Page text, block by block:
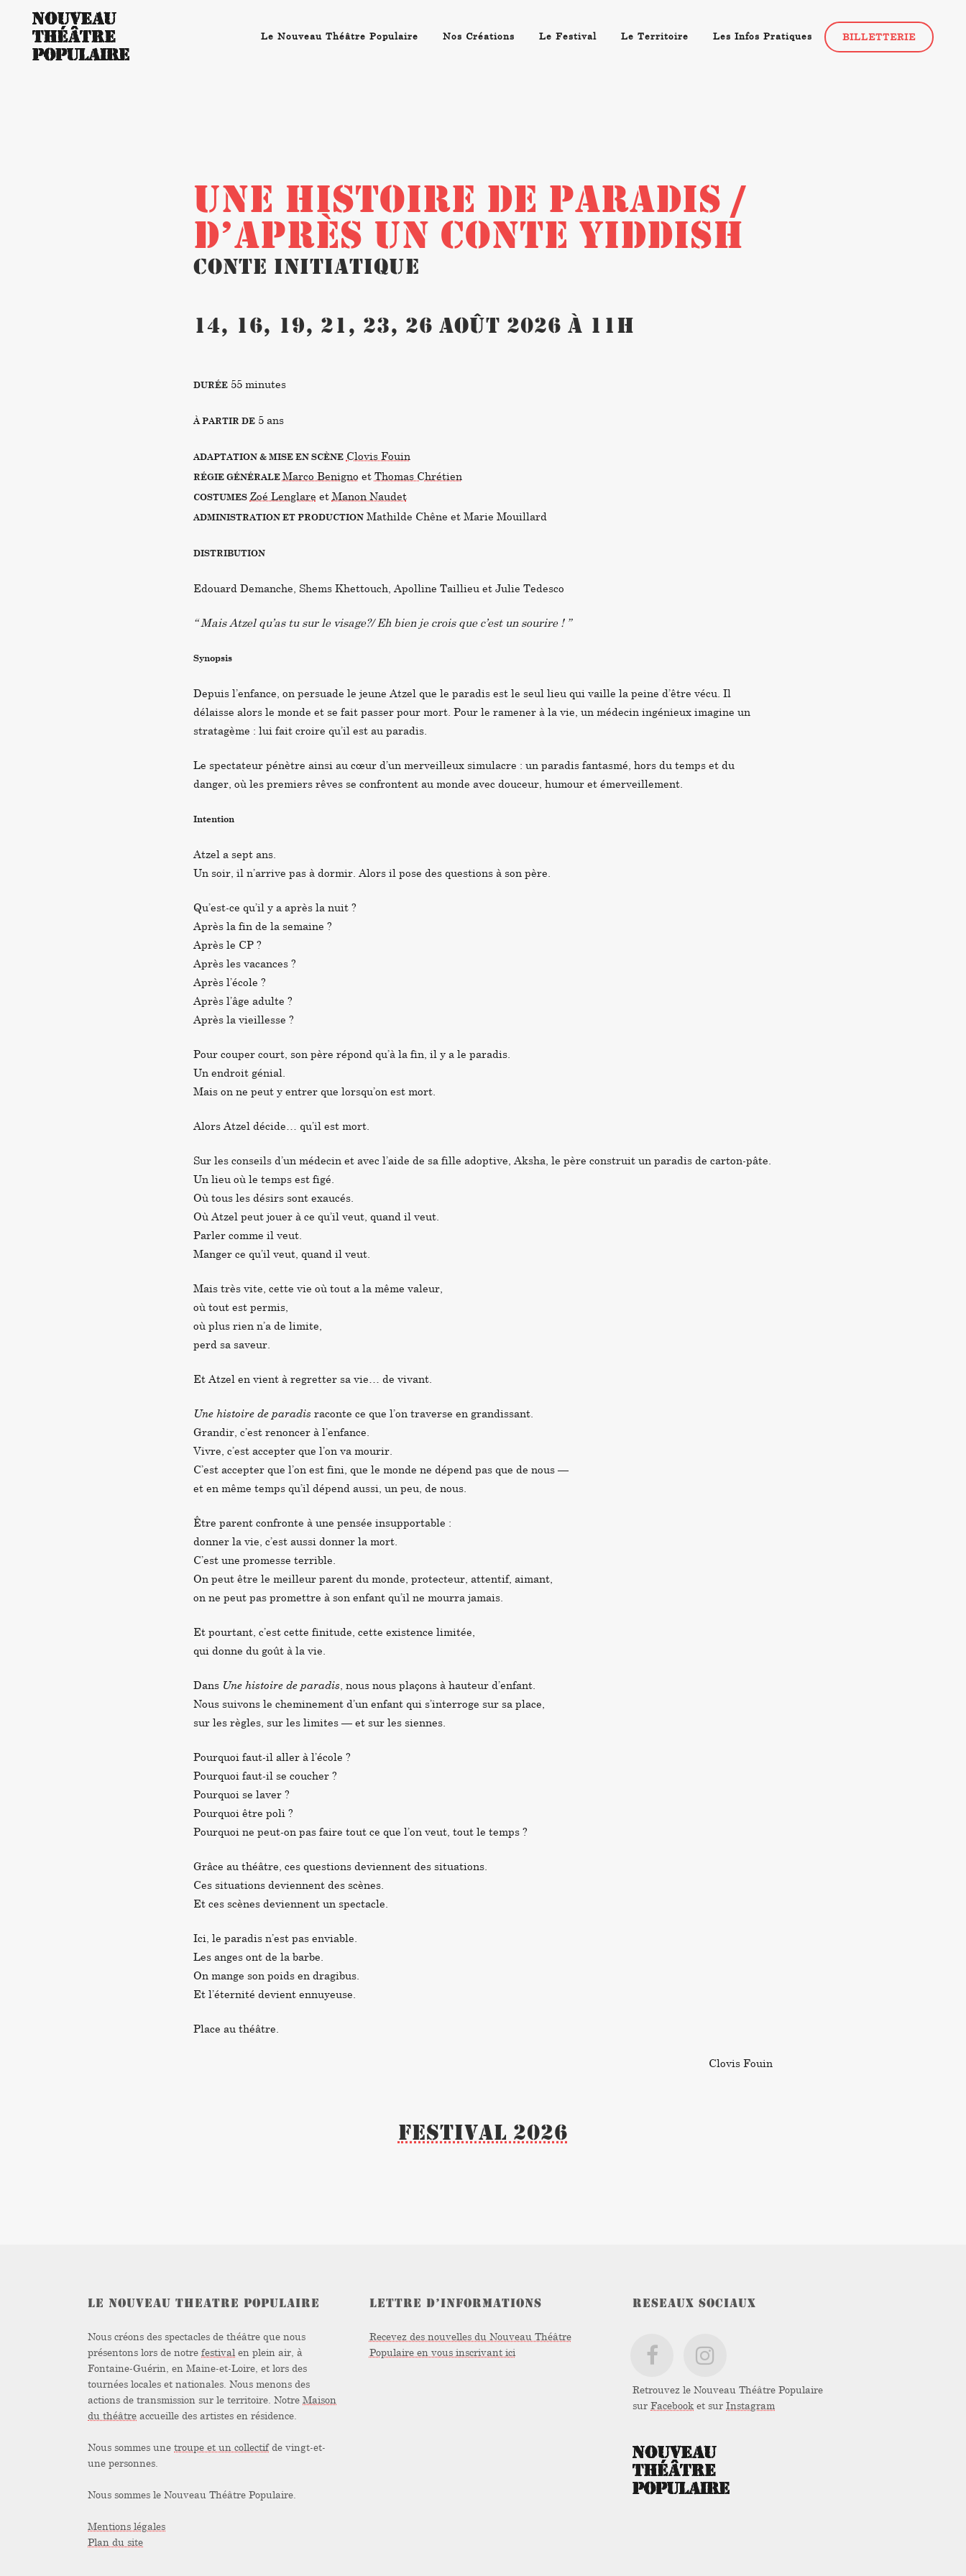
Le Nouveau Théâtre Populaire Nos Créations Le Festival Le Territoire Les Infos Pratiques BILLETTERIE
UNE HISTOIRE DE PARADIS /
D’APRÈS UN CONTE YIDDISH
Conte initiatique
14, 16, 19, 21, 23, 26 août 2026 À 11h
DURÉE55 minutes
À PARTIR DE5 ans
ADAPTATION & MISE EN SCÈNE Clovis Fouin
RÉGIE GÉNÉRALE Marco Benigno et Thomas Chrétien
COSTUMES Zoé Lenglare et Manon Naudet
ADMINISTRATION ET PRODUCTIONMathilde Chêne et Marie Mouillard
DISTRIBUTION
Edouard Demanche, Shems Khettouch, Apolline Taillieu et Julie Tedesco
“ Mais Atzel qu’as tu sur le visage?/ Eh bien je crois que c’est un sourire ! ”
Synopsis
Depuis l’enfance, on persuade le jeune Atzel que le paradis est le seul lieu qui vaille la peine d’être vécu. Il
délaisse alors le monde et se fait passer pour mort. Pour le ramener à la vie, un médecin ingénieux imagine un
stratagème : lui fait croire qu’il est au paradis.
Le spectateur pénètre ainsi au cœur d’un merveilleux simulacre : un paradis fantasmé, hors du temps et du
danger, où les premiers rêves se confrontent au monde avec douceur, humour et émerveillement.
Intention
Atzel a sept ans.
Un soir, il n’arrive pas à dormir. Alors il pose des questions à son père.
Qu’est-ce qu’il y a après la nuit ?
Après la fin de la semaine ?
Après le CP ?
Après les vacances ?
Après l’école ?
Après l’âge adulte ?
Après la vieillesse ?
Pour couper court, son père répond qu’à la fin, il y a le paradis.
Un endroit génial.
Mais on ne peut y entrer que lorsqu’on est mort.
Alors Atzel décide… qu’il est mort.
Sur les conseils d’un médecin et avec l’aide de sa fille adoptive, Aksha, le père construit un paradis de carton-pâte.
Un lieu où le temps est figé.
Où tous les désirs sont exaucés.
Où Atzel peut jouer à ce qu’il veut, quand il veut.
Parler comme il veut.
Manger ce qu’il veut, quand il veut.
Mais très vite, cette vie où tout a la même valeur,
où tout est permis,
où plus rien n’a de limite,
perd sa saveur.
Et Atzel en vient à regretter sa vie… de vivant.
Une histoire de paradis raconte ce que l’on traverse en grandissant.
Grandir, c’est renoncer à l’enfance.
Vivre, c’est accepter que l’on va mourir.
C’est accepter que l’on est fini, que le monde ne dépend pas que de nous —
et en même temps qu’il dépend aussi, un peu, de nous.
Être parent confronte à une pensée insupportable :
donner la vie, c’est aussi donner la mort.
C’est une promesse terrible.
On peut être le meilleur parent du monde, protecteur, attentif, aimant,
on ne peut pas promettre à son enfant qu’il ne mourra jamais.
Et pourtant, c’est cette finitude, cette existence limitée,
qui donne du goût à la vie.
Dans Une histoire de paradis , nous nous plaçons à hauteur d’enfant.
Nous suivons le cheminement d’un enfant qui s’interroge sur sa place,
sur les règles, sur les limites — et sur les siennes.
Pourquoi faut-il aller à l’école ?
Pourquoi faut-il se coucher ?
Pourquoi se laver ?
Pourquoi être poli ?
Pourquoi ne peut-on pas faire tout ce que l’on veut, tout le temps ?
Grâce au théâtre, ces questions deviennent des situations.
Ces situations deviennent des scènes.
Et ces scènes deviennent un spectacle.
Ici, le paradis n’est pas enviable.
Les anges ont de la barbe.
On mange son poids en dragibus.
Et l’éternité devient ennuyeuse.
Place au théâtre.
Clovis Fouin
Festival 2026
LE NOUVEAU THEATRE POPULAIRE
Nous créons des spectacles de théâtre que nous
présentons lors de notre festival en plein air, à
Fontaine-Guérin, en Maine-et-Loire, et lors des
tournées locales et nationales. Nous menons des
actions de transmission sur le territoire. Notre Maison
du théâtre accueille des artistes en résidence.
Nous sommes une troupe et un collectifde vingt-et-
une personnes.
Nous sommes le Nouveau Théâtre Populaire.
Mentions légales
Plan du site
LETTRE D’INFORMATIONS
Recevez des nouvelles du Nouveau Théâtre
Populaire en vous inscrivant ici
RESEAUX SOCIAUX
Retrouvez le Nouveau Théâtre Populaire
surFacebook et surInstagram